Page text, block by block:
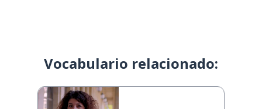
Vocabulario relacionado: